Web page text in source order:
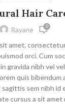
Hair
Rayane 0
amet,
orci. Cum
gravida nibh vel
quis bibendum
sem nibh id
cursus a sit amet